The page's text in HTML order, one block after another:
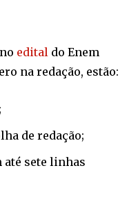
edital do Enem
na redação, estão:
de redação;
sete linhas